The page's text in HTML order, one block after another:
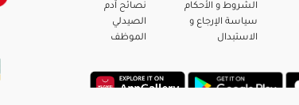
الشروط و الأحكام
سياسة الإرجاع و
الاستبدال
نصائح آدم
الصيدلي
الموظف